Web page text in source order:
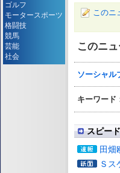
このニ
このニ
ソーシャル
キーワード
スピー
田畑
Ｓス
ゴルフ
モータースポーツ
格闘技
競馬
芸能
社会